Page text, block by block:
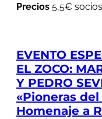
Precios 5,5€
EVENTO
EL ZOCO:
Y PEDRO
«Pioneras
Homenaje a